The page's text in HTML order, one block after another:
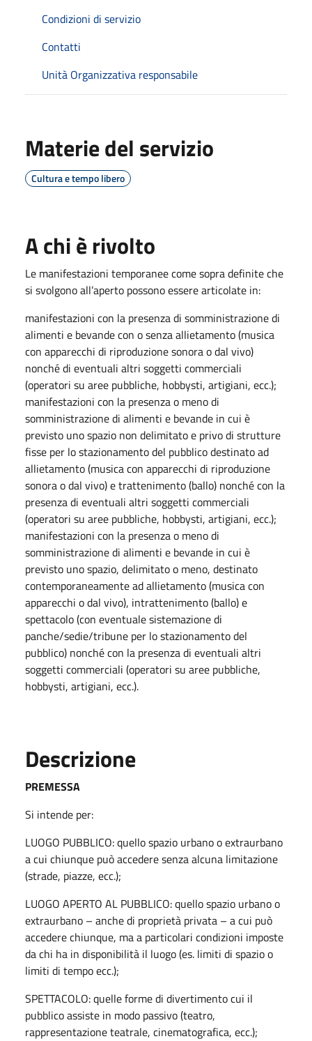
Condizioni di servizio
Contatti
Unità Organizzativa responsabile
Materie del servizio
Cultura e tempo libero
A chi è rivolto
Le manifestazioni temporanee come sopra definite che
si svolgono all’aperto possono essere articolate in:
manifestazioni con la presenza di somministrazione di
alimenti e bevande con o senza allietamento (musica
con apparecchi di riproduzione sonora o dal vivo)
nonché di eventuali altri soggetti commerciali
(operatori su aree pubbliche, hobbysti, artigiani, ecc.);
manifestazioni con la presenza o meno di
somministrazione di alimenti e bevande in cui è
previsto uno spazio non delimitato e privo di strutture
fisse per lo stazionamento del pubblico destinato ad
allietamento (musica con apparecchi di riproduzione
sonora o dal vivo) e trattenimento (ballo) nonché con la
presenza di eventuali altri soggetti commerciali
(operatori su aree pubbliche, hobbysti, artigiani, ecc.);
manifestazioni con la presenza o meno di
somministrazione di alimenti e bevande in cui è
previsto uno spazio, delimitato o meno, destinato
contemporaneamente ad allietamento (musica con
apparecchi o dal vivo), intrattenimento (ballo) e
spettacolo (con eventuale sistemazione di
panche/sedie/tribune per lo stazionamento del
pubblico) nonché con la presenza di eventuali altri
soggetti commerciali (operatori su aree pubbliche,
hobbysti, artigiani, ecc.).
Descrizione
PREMESSA
Si intende per:
LUOGO PUBBLICO: quello spazio urbano o extraurbano
a cui chiunque può accedere senza alcuna limitazione
(strade, piazze, ecc.);
LUOGO APERTO AL PUBBLICO: quello spazio urbano o
extraurbano – anche di proprietà privata – a cui può
accedere chiunque, ma a particolari condizioni imposte
da chi ha in disponibilità il luogo (es. limiti di spazio o
limiti di tempo ecc.);
SPETTACOLO: quelle forme di divertimento cui il
pubblico assiste in modo passivo (teatro,
rappresentazione teatrale, cinematografica, ecc.);